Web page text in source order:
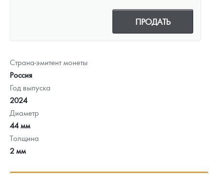
ПРОДАТЬ
Страна-эмитент монеты
Россия
Год выпуска
2024
Диаметр
44 мм
Толщина
2 мм